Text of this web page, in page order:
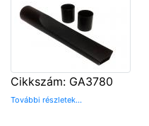
Cikkszám: GA3780
További részletek...